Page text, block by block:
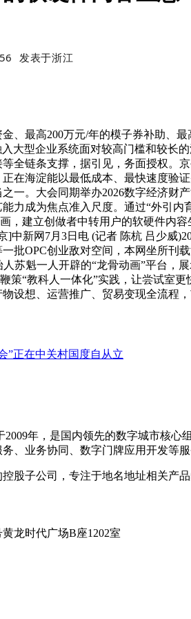
发表于浙江
最高200万元/年的模子券补助、最
大型企业系统面对较高门槛和较长
全链条支撑，据引见，务面授权。
在海淀能以最低成本、最快速度
一。大会同期举办2026数字经济
力成为焦点准入尺度。通过“外引
，建立创做者中转用户的软硬件内
新网7月3日电 (记者 陈杭 吕少威
批OPC创业敌对空间，本网坐所刊
苏魁一人开辟的“龙骨动画”平台，
策“教科人一体化”实践，让尝试室
设想、运营推广、贸易变现全流程
”正在中关村国度自从立
年，是国内领先的数字城市核
、业务协同、数字门牌应用开发等
股子公司，专注于地名地址相关产品
龙时代广场B座1202室